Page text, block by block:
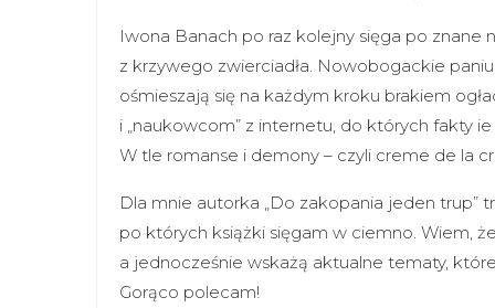
Iwona Banach po raz kolejny sięga po
z krzywego zwierciadła. Nowobogackie
ośmieszają się na każdym kroku brakiem
i „naukowcom” z internetu, do których fakty
W tle romanse i demony – czyli creme de la
Dla mnie autorka „Do zakopania jeden trup”
po których książki sięgam w ciemno. Wiem,
a jednocześnie wskażą aktualne tematy,
Gorąco polecam!